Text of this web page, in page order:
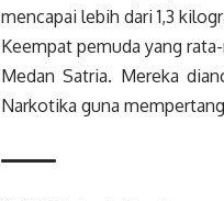
mencapai lebih dari 1,3
Keempat pemuda yang
Medan Satria. Mereka
Narkotika guna